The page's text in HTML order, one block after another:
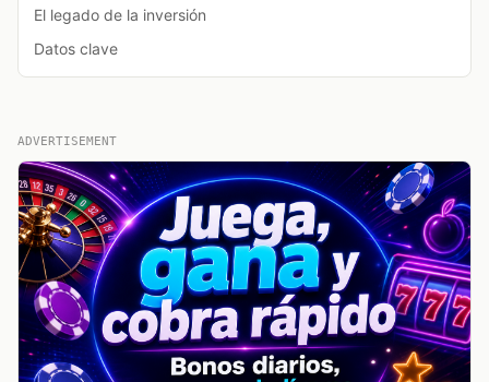
El legado de la inversión
Datos clave
ADVERTISEMENT